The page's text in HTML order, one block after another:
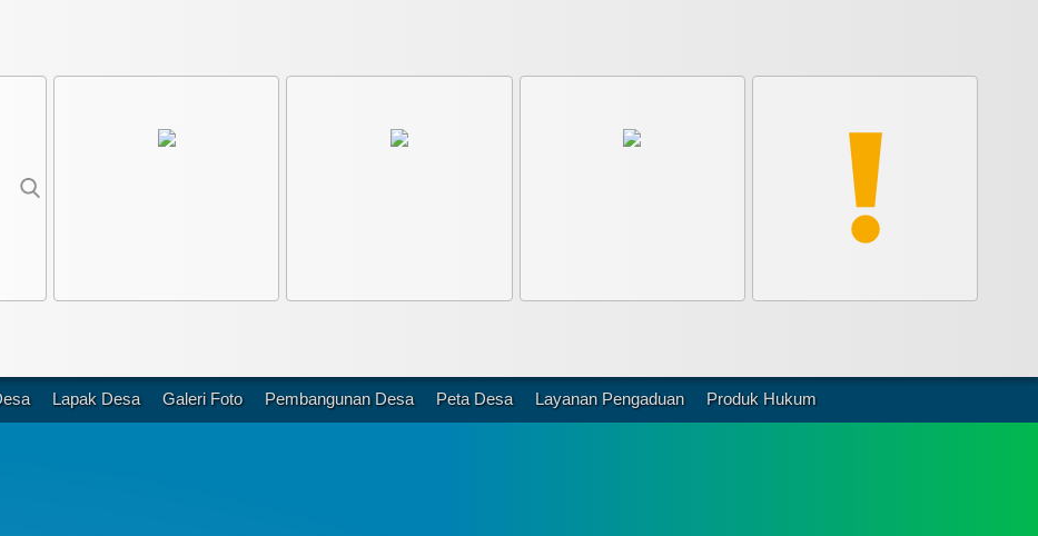
Lapak Desa Galeri Foto Pembangunan Desa Peta Desa Layanan Pengaduan Produk Hukum